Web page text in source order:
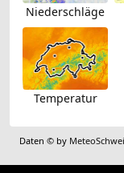
Niederschläge
Temperatur
Daten © by